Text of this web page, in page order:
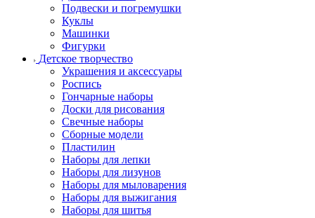
Подвески и погремушки
Куклы
Машинки
Фигурки
Детское творчество
Украшения и аксессуары
Роспись
Гончарные наборы
Доски для рисования
Свечные наборы
Сборные модели
Пластилин
Наборы для лепки
Наборы для лизунов
Наборы для мыловарения
Наборы для выжигания
Наборы для шитья